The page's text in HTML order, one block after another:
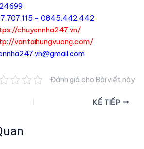
– 0845.442.442
chuyennha247.vn/
vantaihungvuong.com/
Đánh giá cho Bài viết này
KẾ TIẾP